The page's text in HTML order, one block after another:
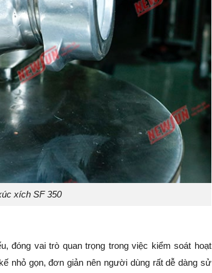
xích SF 350
đóng vai trò quan trọng trong việc kiểm soát hoạt
nhỏ gọn, đơn giản nên người dùng rất dễ dàng sử